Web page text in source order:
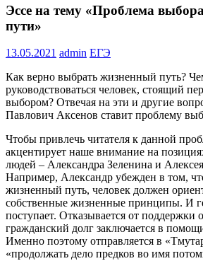
Эссе на тему «Проблема
пути»
13.05.2021 admin ЕГЭ
Как верно выбрать жизненный путь?
руководствоваться человек, стоящий
выбором? Отвечая на эти и другие
Павлович Аксенов ставит проблему
Чтобы привлечь читателя к данной
акцентирует наше внимание на
людей – Александра Зеленина и
Например, Александр убежден в том,
жизненный путь, человек должен
собственные жизненные принципы. И
поступает. Отказывается от поддержки
гражданский долг заключается в
Именно поэтому отправляется в
«продолжать дело предков во имя